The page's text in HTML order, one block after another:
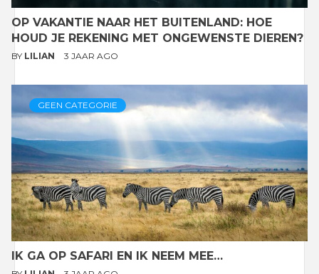
OP VAKANTIE NAAR HET BUITENLAND: HOE
HOUD JE REKENING MET ONGEWENSTE DIEREN?
BY LILIAN 3 JAAR AGO
GEEN CATEGORIE
IK GA OP SAFARI EN IK NEEM MEE…